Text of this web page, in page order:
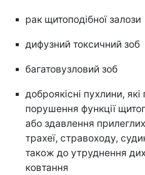
рак щитоподібної залози
дифузний токсичний зоб
багатовузловий зоб
доброякісні пухлини,
порушення функції
або здавлення
трахеї, стравоходу,
також до утруднення
ковтання